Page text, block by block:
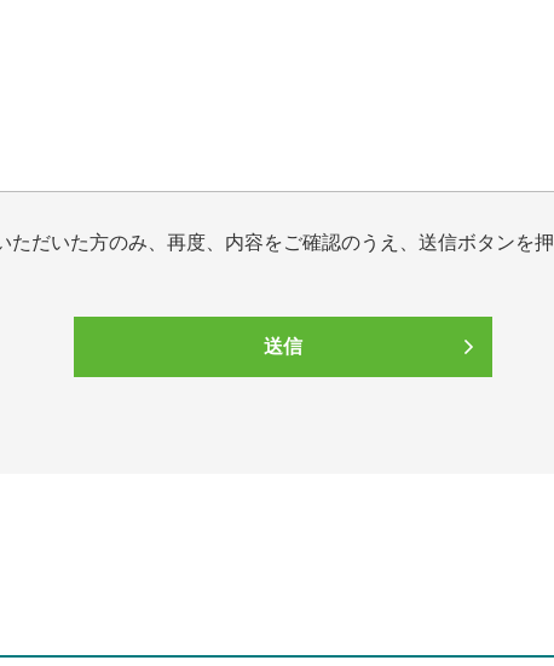
ただいた方のみ、再度、内容をご確認のうえ、送信ボタンを
送信